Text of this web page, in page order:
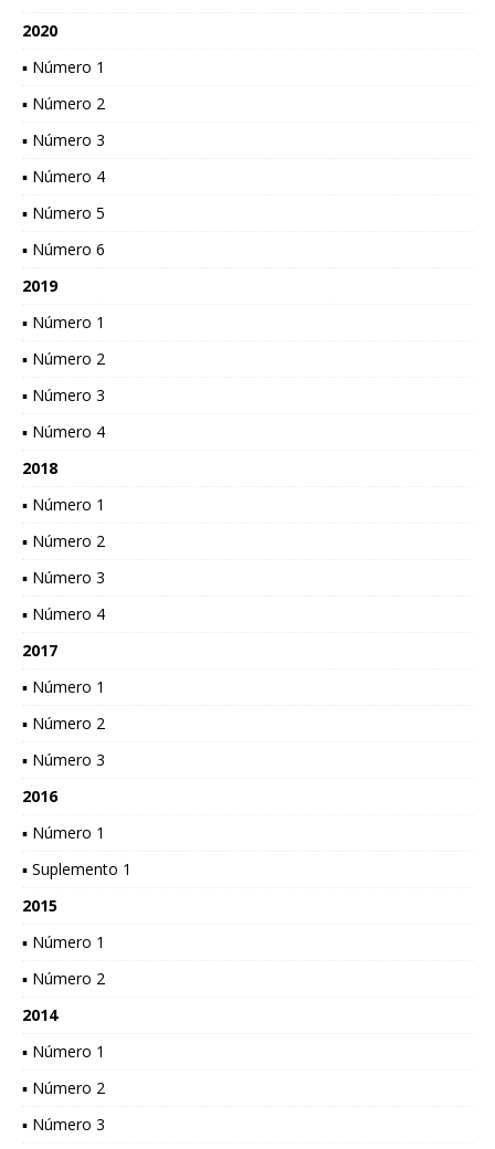
2020
▪ Número 1
▪ Número 2
▪ Número 3
▪ Número 4
▪ Número 5
▪ Número 6
2019
▪ Número 1
▪ Número 2
▪ Número 3
▪ Número 4
2018
▪ Número 1
▪ Número 2
▪ Número 3
▪ Número 4
2017
▪ Número 1
▪ Número 2
▪ Número 3
2016
▪ Número 1
▪ Suplemento 1
2015
▪ Número 1
▪ Número 2
2014
▪ Número 1
▪ Número 2
▪ Número 3